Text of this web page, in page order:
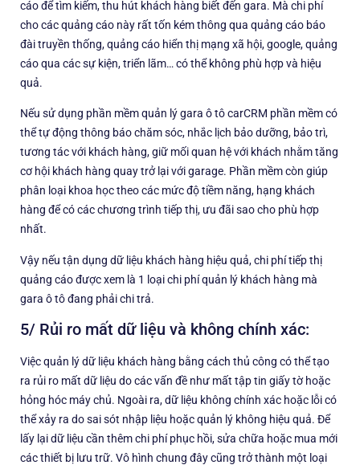
cáo để tìm kiếm, thu hút khách hàng biết đến gara. Mà chi phí
cho các quảng cáo này rất tốn kém thông qua quảng cáo báo
đài truyền thống, quảng cáo hiển thị mạng xã hội, google, quảng
cáo qua các sự kiện, triển lãm… có thể không phù hợp và hiệu
quả.
Nếu sử dụng phần mềm quản lý gara ô tô carCRM phần mềm có
thể tự động thông báo chăm sóc, nhắc lịch bảo dưỡng, bảo trì,
tương tác với khách hàng, giữ mối quan hệ với khách nhằm tăng
cơ hội khách hàng quay trở lại với garage. Phần mềm còn giúp
phân loại khoa học theo các mức độ tiềm năng, hạng khách
hàng để có các chương trình tiếp thị, ưu đãi sao cho phù hợp
nhất.
Vậy nếu tận dụng dữ liệu khách hàng hiệu quả, chi phí tiếp thị
quảng cáo được xem là 1 loại chi phí quản lý khách hàng mà
gara ô tô đang phải chi trả.
5/ Rủi ro mất dữ liệu và không chính xác:
Việc quản lý dữ liệu khách hàng bằng cách thủ công có thể tạo
ra rủi ro mất dữ liệu do các vấn đề như mất tập tin giấy tờ hoặc
hỏng hóc máy chủ. Ngoài ra, dữ liệu không chính xác hoặc lỗi có
thể xảy ra do sai sót nhập liệu hoặc quản lý không hiệu quả. Để
lấy lại dữ liệu cần thêm chi phí phục hồi, sửa chữa hoặc mua mới
các thiết bị lưu trữ. Vô hình chung đây cũng trở thành một loại